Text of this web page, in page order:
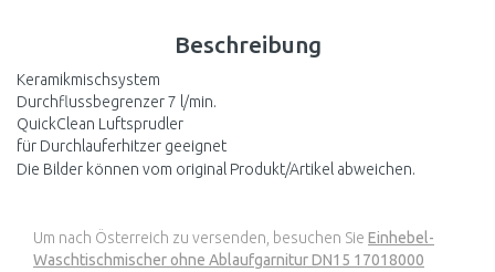
Beschreibung
Keramikmischsystem
Durchflussbegrenzer 7 l/min.
QuickClean Luftsprudler
für Durchlauferhitzer geeignet
Die Bilder können vom original Produkt/Artikel abweichen.
Um nach Österreich zu versenden, besuchen Sie Einhebel-
Waschtischmischer ohne Ablaufgarnitur DN15 17018000